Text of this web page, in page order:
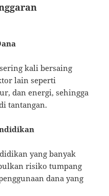
kali bersaing
lain seperti
dan energi, sehingga
tantangan.
yang banyak
risiko tumpang
dana yang